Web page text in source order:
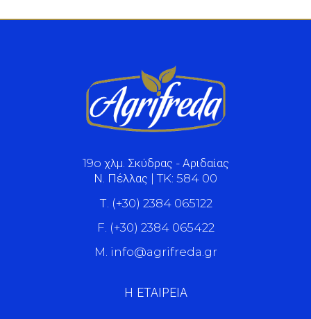
19o χλμ. Σκύδρας - Αριδαίας
Ν. Πέλλας | TK: 584 00
Τ. (+30) 2384 065122
F. (+30) 2384 065422
M. info@agrifreda.gr
Η ΕΤΑΙΡΕΙΑ